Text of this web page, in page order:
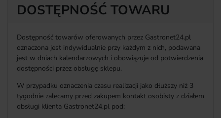
DOSTĘPNOŚĆ TOWARU
Dostępność towarów oferowanych przez Gastronet24.pl
oznaczona jest indywidualnie przy każdym z nich, podawana
jest w dniach kalendarzowych i obowiązuje od potwierdzenia
dostępności przez obsługę sklepu.
W przypadku oznaczenia czasu realizacji jako dłuższy niż 3
tygodnie zalecamy przed zakupem kontakt osobisty z działem
obsługi klienta Gastronet24.pl pod: